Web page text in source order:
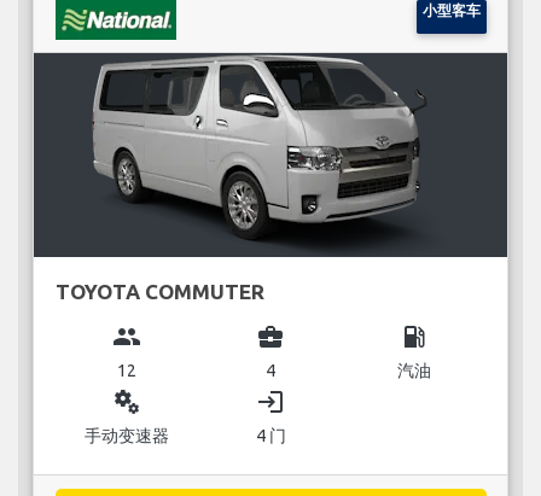
小型客车
TOYOTA COMMUTER
group
12
business_center
4
local_gas_station
汽油
miscellaneous_services
手动变速器
login
4 门